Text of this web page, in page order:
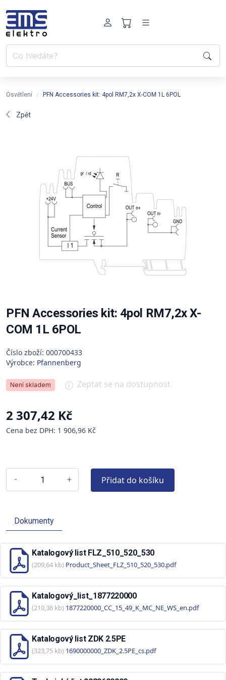
Osvětlení PFN Accessories kit: 4pol RM7,2x X-COM 1L 6POL
Zpět
PFN Accessories kit: 4pol RM7,2x X-
COM 1L 6POL
Číslo zboží: 000700433
Výrobce: Pfannenberg
Není skladem Zeptat se na dostupnost
2 307,42 Kč
Cena bez DPH: 1 906,96 Kč
- + Přidat do košíku
Dokumenty
Katalogový list FLZ_510_520_530
(209,64 kb) Product_Sheet_FLZ_510_520_530.pdf
Katalogový_list_1877220000
(210,36 kb) 1877220000_CC_15_49_K_MC_NE_WS_en.pdf
Katalogový list ZDK 2.5PE
(323,75 kb) 1690000000_ZDK_2.5PE_cs.pdf